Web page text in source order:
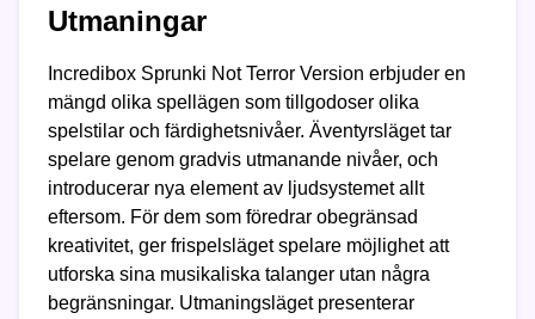
Utmaningar
Incredibox Sprunki Not Terror Version erbjuder en
mängd olika spellägen som tillgodoser olika
spelstilar och färdighetsnivåer. Äventyrsläget tar
spelare genom gradvis utmanande nivåer, och
introducerar nya element av ljudsystemet allt
eftersom. För dem som föredrar obegränsad
kreativitet, ger frispelsläget spelare möjlighet att
utforska sina musikaliska talanger utan några
begränsningar. Utmaningsläget presenterar